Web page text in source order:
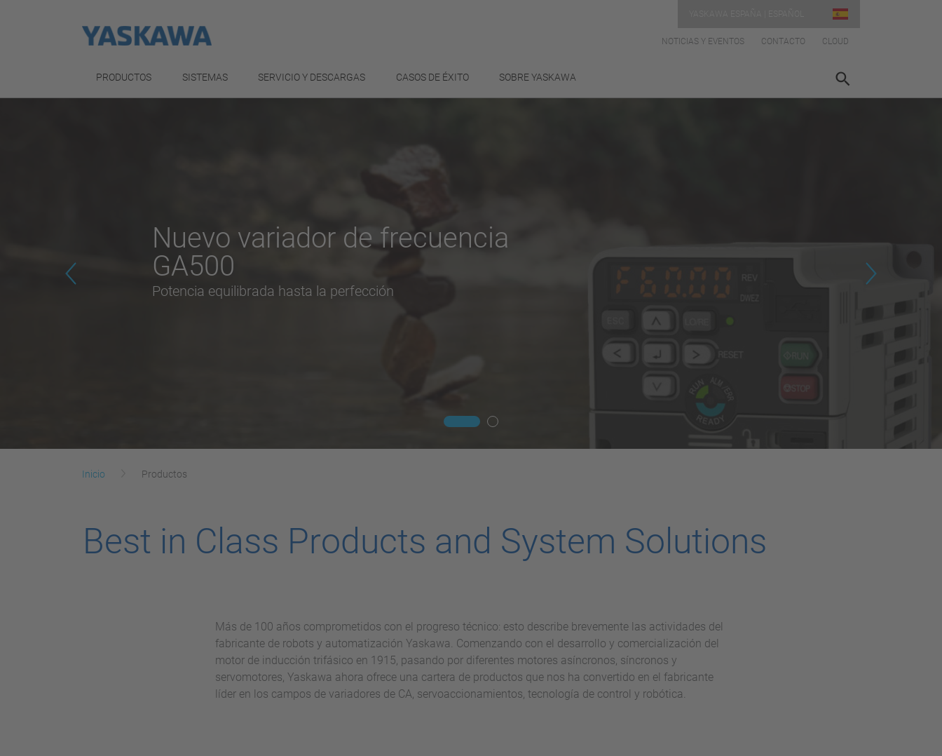
NOTICIAS Y EVENTOS CONTACTO CLOUD
PRODUCTOS SISTEMAS SERVICIO Y DESCARGAS CASOS DE ÉXITO SOBRE YASKAWA
Motomini
Pequeño, ligero, rápido
Previous Next
Inicio Productos
Best in Class Products and System Solutions
Más de 100 años comprometidos con el progreso técnico: esto describe brevemente las actividades del
fabricante de robots y automatización Yaskawa. Comenzando con el desarrollo y comercialización del
motor de inducción trifásico en 1915, pasando por diferentes motores asíncronos, síncronos y
servomotores, Yaskawa ahora ofrece una cartera de productos que nos ha convertido en el fabricante
líder en los campos de variadores de CA, servoaccionamientos, tecnología de control y robótica.